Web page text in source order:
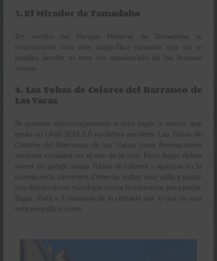
3. El Mirador de Tamadaba
En medio del Parque Natural de Tamadaba te
encontrarás con este magnífico mirador que no te
puedes perder si eres un apasionado de las buenas
vistas.
4. Las Tobas de Colores del Barranco de
Las Vacas
Si quieres teletransportarte a otro lugar y sentir que
estás en Utah (EEUU) no debes perderte Las Tobas de
Colores del Barranco de las Vacas unas formaciones
rocosas situadas en el sur de la isla. Para llegar debes
poner en google maps Tobas de colores y aparcar en la
cuneta de la carretera. Deberás saltar una valla y pasar
por debajo de un túnel que cruza la carretera para poder
llegar. Está a 5 minutos de la entrada por lo que es una
ruta sencilla y corta.